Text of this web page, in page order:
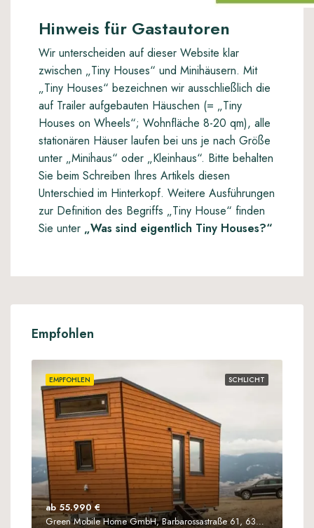
Hinweis für Gastautoren
Wir unterscheiden auf dieser Website klar
zwischen „Tiny Houses“ und Minihäusern. Mit
„Tiny Houses“ bezeichnen wir ausschließlich die
auf Trailer aufgebauten Häuschen (= „Tiny
Houses on Wheels“; Wohnfläche 8-20 qm), alle
stationären Häuser laufen bei uns je nach Größe
unter „Minihaus“ oder „Kleinhaus“. Bitte behalten
Sie beim Schreiben Ihres Artikels diesen
Unterschied im Hinterkopf. Weitere Ausführungen
zur Definition des Begriffs „Tiny House“ finden
Sie unter „Was sind eigentlich Tiny Houses?“
Empfohlen
SCHLICHT
EMPFOHLEN
ab 55.990 €
Green Mobile Home GmbH, Barbarossastraße 61, 63571 Gelnhausen